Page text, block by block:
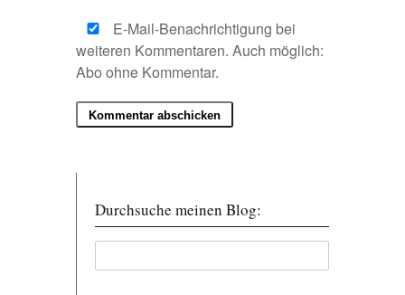
E-Mail-Benachrichtigung bei
weiteren Kommentaren. Auch möglich:
Abo ohne Kommentar.
Durchsuche meinen Blog: